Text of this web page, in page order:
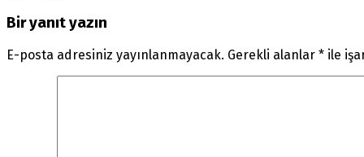
Bir yanıt yazın
E-posta adresiniz yayınlanmayacak. Gerekli alanlar * ile